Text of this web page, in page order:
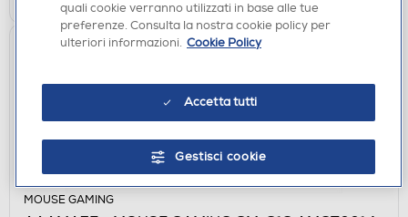
MOUSE GAMING
quali cookie verranno utilizzati in base alle tue
preferenze. Consulta la nostra cookie policy per
ulteriori informazioni. Cookie Policy
Accetta tutti
Gestisci cookie